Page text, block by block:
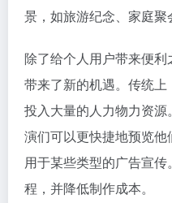
景，如旅游纪念、家庭聚
除了给个人用户带来便
带来了新的机遇。传统
投入大量的人力物力资
演们可以更快捷地预览
用于某些类型的广告宣
程，并降低制作成本。